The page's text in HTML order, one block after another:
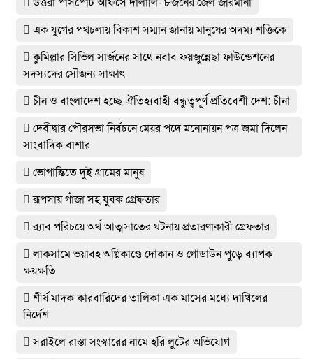
এক যুগের পথচলায় বিকাশ সম্মান জানায় মানুষের অদম্য শক্তিকে
কুমিল্লার সিভিল সার্জনের সাথে নবাব ফয়জুন্নেছা ফাউন্ডেশনের
সদস্যদের সৌজন্য সাক্ষাৎ
চীন ও বাংলাদেশ হচ্ছে ঐতিহ্যবাহী বন্ধুত্বপূর্ণ প্রতিবেশী দেশ: চীনা
দেবীদ্বার পৌরসভা নির্বচনে মেয়র পদে মনোনায়ন পত্র জমা দিলেন
সাংবাদিক বাশার
ভোগান্তিতে দুই গ্রামের মানুষ
রূপসায় গাঁজা সহ যুবক গ্রেফতার
র‌্যাব পরিচয়ে অর্থ আত্মসাতের ঘটনায় প্রতারণাকারী গ্রেফতার
লাকসামে ভয়াবহ অগ্নিকাণ্ডে দোকান ও গোডাউন পুড়ে ব‍্যাপক
ক্ষয়ক্ষতি
শীর্ষ মাদক কারবারিদের তালিকা এক মাসের মধ্যে দাখিলের
নির্দেশ
সরাইলে রাস্তা সংস্কারের নামে হরি লুটের অভিযোগ